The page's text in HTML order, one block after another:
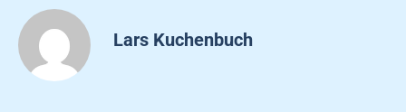
Lars Kuchenbuch